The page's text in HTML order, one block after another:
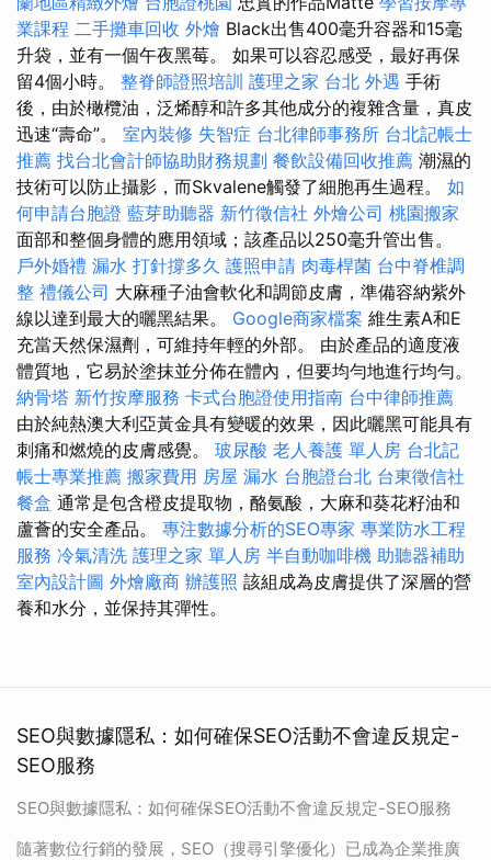
業課程 二手攤車回收 外燴 Black出售400毫升容器和15毫
升袋，並有一個午夜黑莓。 如果可以容忍感受，最好再保
留4個小時。 整脊師證照培訓 護理之家 台北 外遇 手術
後，由於橄欖油，泛烯醇和許多其他成分的複雜含量，真皮
迅速“壽命”。 室內裝修 失智症 台北律師事務所 台北記帳士
推薦 找台北會計師協助財務規劃 餐飲設備回收推薦 潮濕的
技術可以防止攝影，而Skvalene觸發了細胞再生過程。 如
何申請台胞證 藍芽助聽器 新竹徵信社 外燴公司 桃園搬家
面部和整個身體的應用領域；該產品以250毫升管出售。
戶外婚禮 漏水 打針撐多久 護照申請 肉毒桿菌 台中脊椎調
整 禮儀公司 大麻種子油會軟​​化和調節皮膚，準備容納紫外
線以達到最大的曬黑結果。 Google商家檔案 維生素A和E
充當天然保濕劑，可維持年輕的外部。 由於產品的適度液
體質地，它易於塗抹並分佈在體內，但要均勻地進行均勻。
納骨塔 新竹按摩服務 卡式台胞證使用指南 台中律師推薦
由於純熱澳大利亞黃金具有變暖的效果，因此曬黑可能具有
刺痛和燃燒的皮膚感覺。 玻尿酸 老人養護 單人房 台北記
帳士專業推薦 搬家費用 房屋 漏水 台胞證台北 台東徵信社
餐盒 通常是包含橙皮提取物，酪氨酸，大麻和葵花籽油和
蘆薈的安全產品。 專注數據分析的SEO專家 專業防水工程
服務 冷氣清洗 護理之家 單人房 半自動咖啡機 助聽器補助
室內設計圖 外燴廠商 辦護照 該組成為皮膚提供了深層的營
養和水分，並保持其彈性。
SEO與數據隱私：如何確保SEO活動不會違反規定-
SEO服務
SEO與數據隱私：如何確保SEO活動不會違反規定-SEO服務
隨著數位行銷的發展，SEO（搜尋引擎優化）已成為企業推廣